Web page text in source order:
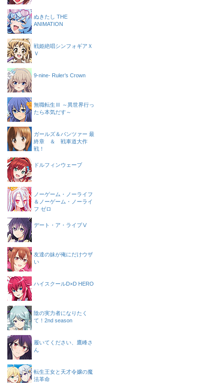
ぬきたし THE
ANIMATION
戦姫絶唱シンフォギアＸ
Ｖ
9-nine- Ruler’s Crown
無職転生Ⅲ ～異世界行っ
たら本気だす～
ガールズ＆パンツァー 最
終章 ＆ 戦車道大作
戦！
ドルフィンウェーブ
ノーゲーム・ノーライフ
＆ノーゲーム・ノーライ
フ ゼロ
デート・ア・ライブⅤ
友達の妹が俺にだけウザ
い
ハイスクールD×D HERO
陰の実力者になりたく
て！2nd season
履いてください、鷹峰さ
ん
転生王女と天才令嬢の魔
法革命